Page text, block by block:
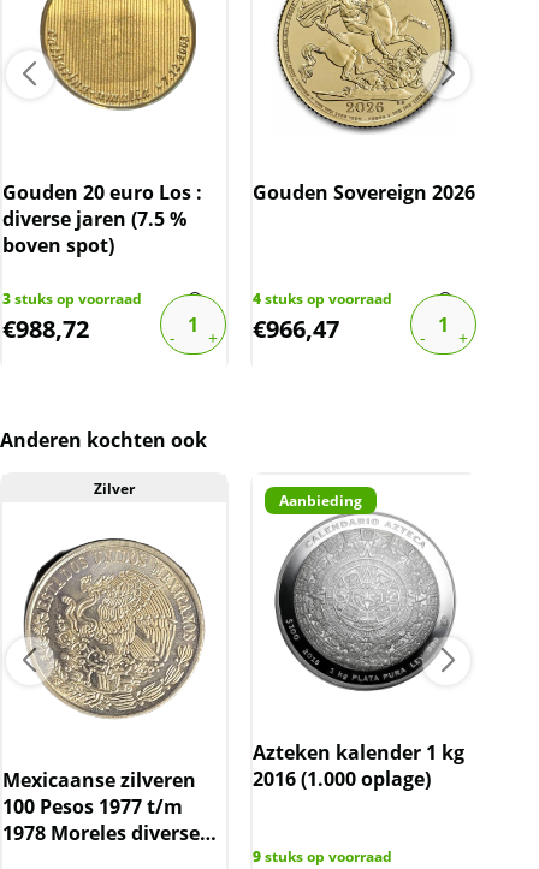
Levering
De munt wordt geleverd in een plastic hoesje.
Kwaliteit
De munt komt niet direct van de producent af.
bevatten.
BTW
Gouden 20 euro Los :
diverse jaren (7.5 %
boven spot)
3stuks op voorraad
€988,72
Gouden Sovereign 2026
4stuks op voorraad
€966,47
Anderen kochten ook
Zilver
Mexicaanse zilveren
100 Pesos 1977 t/m
1978 Moreles diverse
Aanbieding
Azteken kalender 1 kg
2016 (1.000 oplage)
9stuks op voorraad